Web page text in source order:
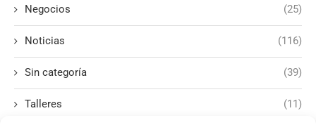
Negocios (25)
Noticias (116)
Sin categoría (39)
Talleres (11)